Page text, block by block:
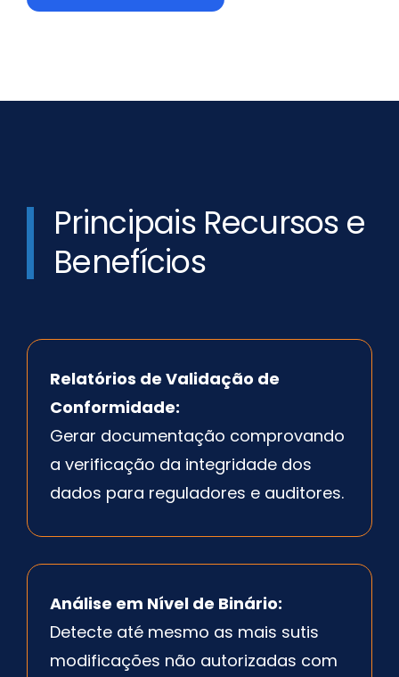
Principais Recursos e
Benefícios
Relatórios de Validação de
Conformidade:
Gerar documentação comprovando
a verificação da integridade dos
dados para reguladores e auditores.
Análise em Nível de Binário:
Detecte até mesmo as mais sutis
modificações não autorizadas com